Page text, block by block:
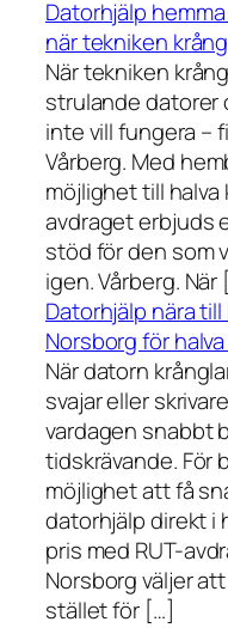
Datorhjälp
när tekniken
När tekniken
strulande datorer
inte vill fungera –
Vårberg. Med
möjlighet till halva
avdraget erbjuds
stöd för den som
igen. Vårberg. När
Datorhjälp nära
Norsborg för
När datorn
svajar eller
vardagen snabbt
tidskrävande. För
möjlighet att få
datorhjälp direkt i
pris med RUT-
Norsborg väljer
stället för […]